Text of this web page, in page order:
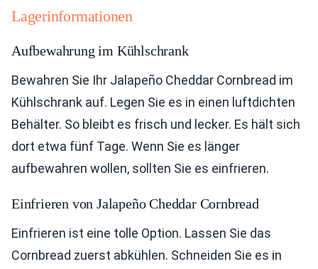
Lagerinformationen
Aufbewahrung im Kühlschrank
Bewahren Sie Ihr Jalapeño Cheddar Cornbread im
Kühlschrank auf. Legen Sie es in einen luftdichten
Behälter. So bleibt es frisch und lecker. Es hält sich
dort etwa fünf Tage. Wenn Sie es länger
aufbewahren wollen, sollten Sie es einfrieren.
Einfrieren von Jalapeño Cheddar Cornbread
Einfrieren ist eine tolle Option. Lassen Sie das
Cornbread zuerst abkühlen. Schneiden Sie es in